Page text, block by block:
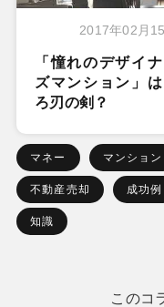
2017年02月
「憧れのデザイ
ズマンション」は
ろ刃の剣？
マネー マンション
不動産売却 成功例
知識
このコ